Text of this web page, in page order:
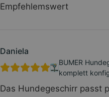
Empfehlemswert
Daniela
BUMER
komplett
Das Hundegeschirr passt